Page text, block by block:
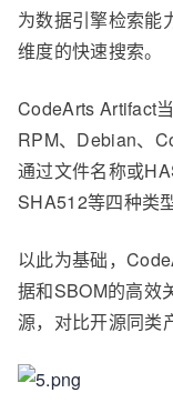
为数据引擎检索能
维度的快速搜索。
CodeArts Artifact
RPM、Debian、
通过文件名称或
SHA512等四种类
以此为基础，
据和SBOM的高效
源，对比开源同类